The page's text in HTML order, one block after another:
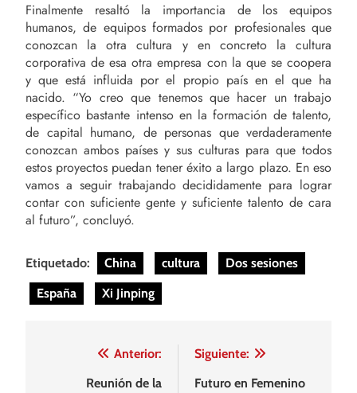
Finalmente resaltó la importancia de los equipos
humanos, de equipos formados por profesionales que
conozcan la otra cultura y en concreto la cultura
corporativa de esa otra empresa con la que se coopera
y que está influida por el propio país en el que ha
nacido. “Yo creo que tenemos que hacer un trabajo
específico bastante intenso en la formación de talento,
de capital humano, de personas que verdaderamente
conozcan ambos países y sus culturas para que todos
estos proyectos puedan tener éxito a largo plazo. En eso
vamos a seguir trabajando decididamente para lograr
contar con suficiente gente y suficiente talento de cara
al futuro”, concluyó.
Etiquetado: China cultura
Dos sesiones
España
Xi Jinping
NavegaciónAnterior:
Reunión de la
Siguiente:
Futuro en Femenino